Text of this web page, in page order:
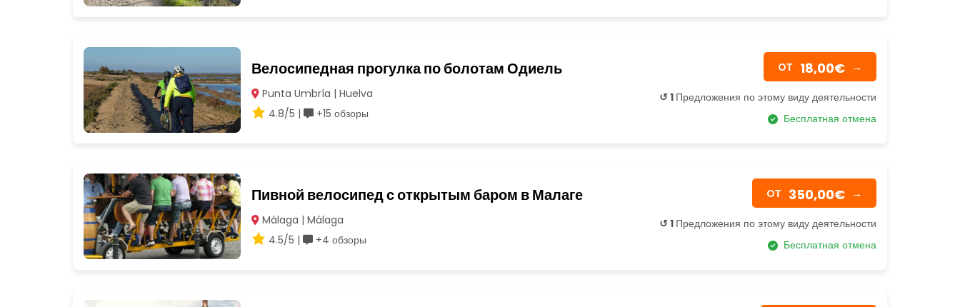
Велосипедная прогулка по болотам Одиель
Punta Umbría | Huelva
4.8/5 |
+15 обзоры
OТ 18,00€ →
↺ 1 Предложения по этому виду деятельности
Бесплатная отмена
Пивной велосипед с открытым баром в Малаге
Málaga | Málaga
4.5/5 |
+4 обзоры
OТ 350,00€ →
↺ 1 Предложения по этому виду деятельности
Бесплатная отмена